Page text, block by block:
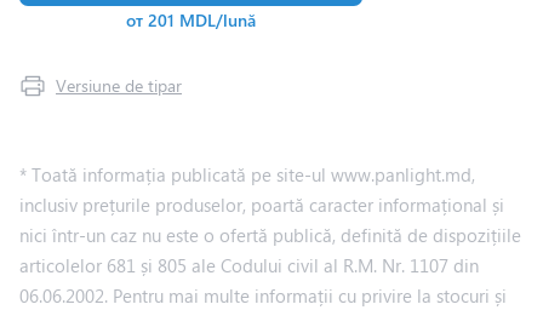
от 201 MDL/lună
Versiune de tipar
* Toată informația publicată pe site-ul www.panlight.md,
inclusiv prețurile produselor, poartă caracter informațional și
nici într-un caz nu este o ofertă publică, definită de dispozițiile
articolelor 681 și 805 ale Codului civil al R.M. Nr. 1107 din
06.06.2002. Pentru mai multe informații cu privire la stocuri și